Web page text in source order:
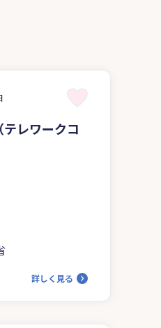
レワークコ
詳しく見る